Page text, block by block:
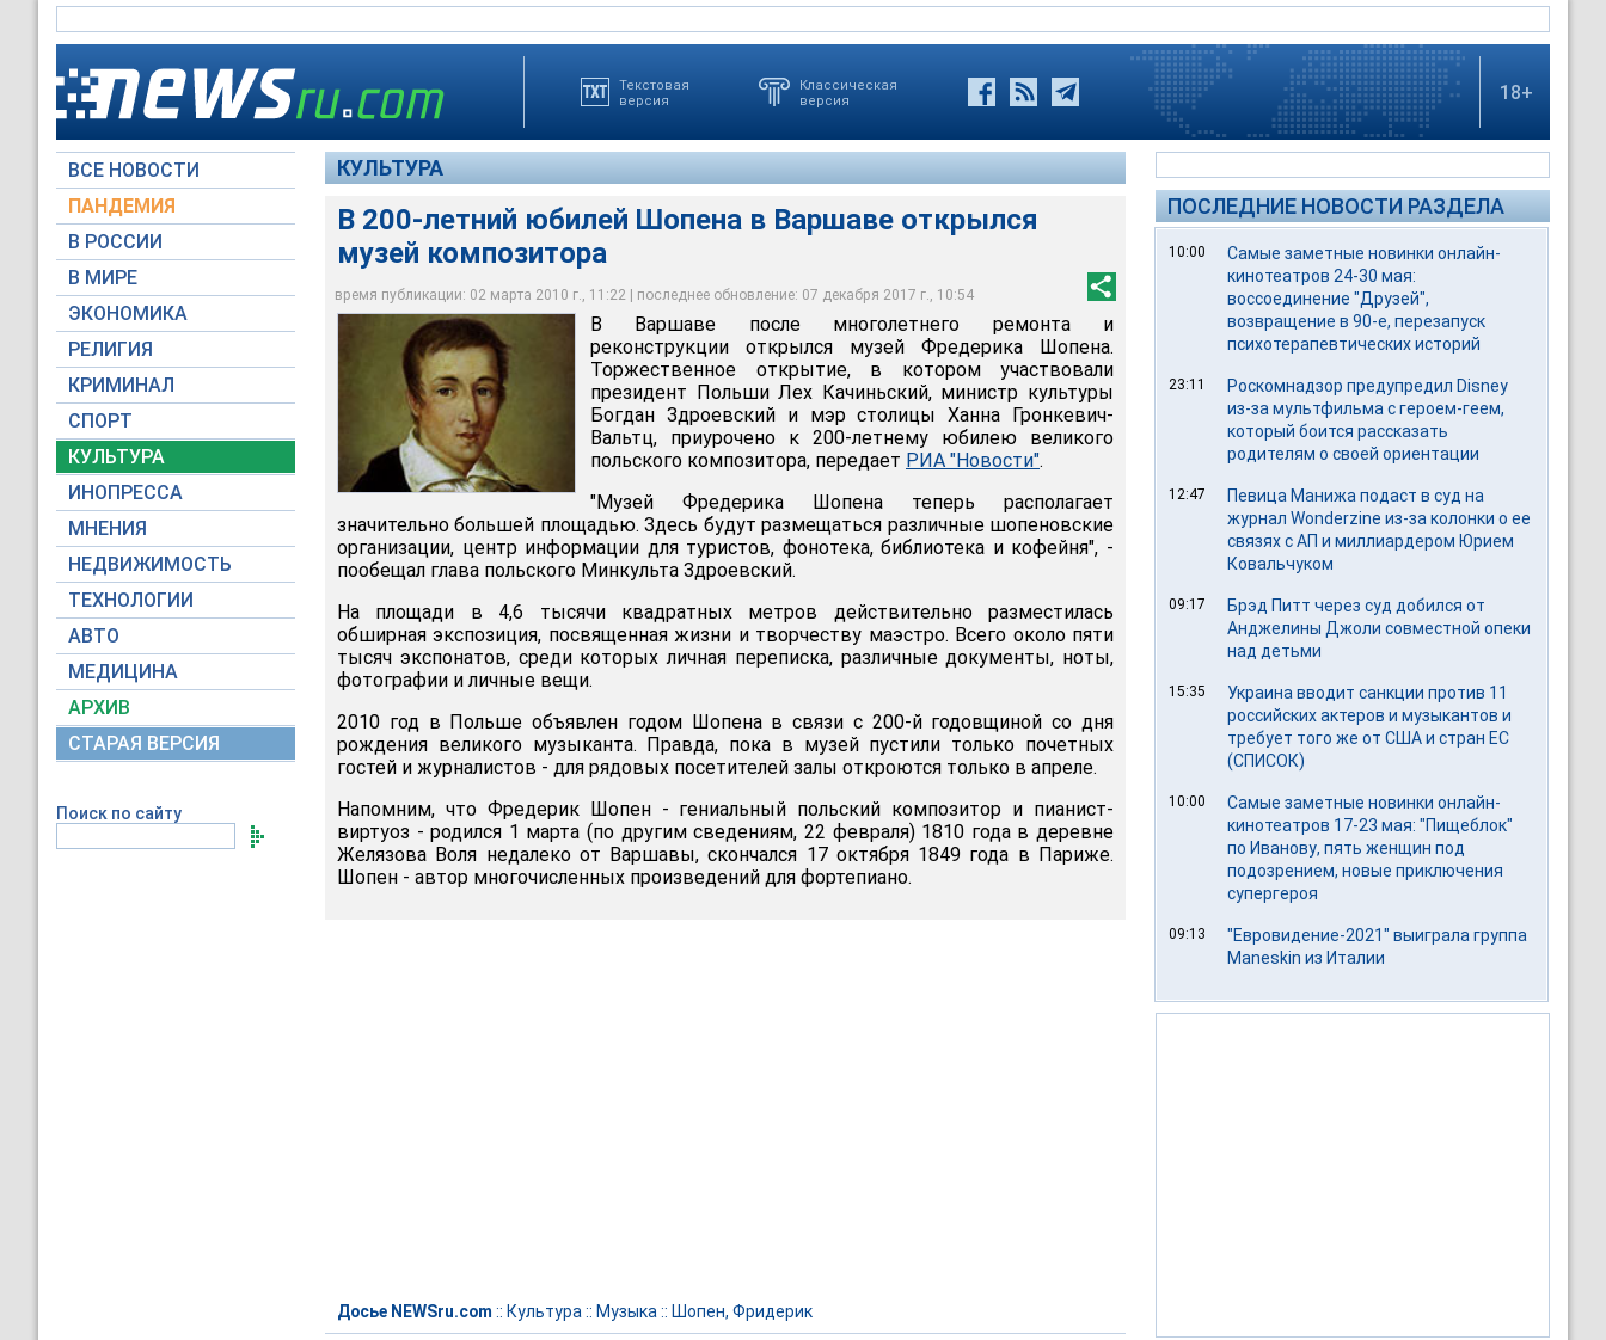
Текстовая
версия
Классическая
версия
18+
ВСЕ НОВОСТИ
ПАНДЕМИЯ
В РОССИИ
В МИРЕ
ЭКОНОМИКА
РЕЛИГИЯ
КРИМИНАЛ
СПОРТ
КУЛЬТУРА
ИНОПРЕССА
МНЕНИЯ
НЕДВИЖИМОСТЬ
ТЕХНОЛОГИИ
АВТО
МЕДИЦИНА
АРХИВ
СТАРАЯ ВЕРСИЯ
Поиск по сайту
КУЛЬТУРА
В 200-летний юбилей Шопена в Варшаве открылся
музей композитора
время публикации: 02 марта 2010 г., 11:22 | последнее обновление: 07 декабря 2017 г., 10:54
Фредерик Шопен - гениальный польский композитор и пианист-виртуоз - родился 1
марта (по другим сведениям 22 февраля) 1810 года в деревне Желязова Воля
недалеко от Варшавы, скончался 17 октября 1849 года в Париже
chopin.nifc.pl
В Варшаве после многолетнего ремонта и
реконструкции открылся музей Фредерика Шопена.
Торжественное открытие, в котором участвовали
президент Польши Лех Качиньский, министр культуры
Богдан Здроевский и мэр столицы Ханна Гронкевич-
Вальтц, приурочено к 200-летнему юбилею великого
польского композитора, передает РИА "Новости".
"Музей Фредерика Шопена теперь располагает
значительно большей площадью. Здесь будут размещаться различные шопеновские
организации, центр информации для туристов, фонотека, библиотека и кофейня", -
пообещал глава польского Минкульта Здроевский.
На площади в 4,6 тысячи квадратных метров действительно разместилась
обширная экспозиция, посвященная жизни и творчеству маэстро. Всего около пяти
тысяч экспонатов, среди которых личная переписка, различные документы, ноты,
фотографии и личные вещи.
2010 год в Польше объявлен годом Шопена в связи с 200-й годовщиной со дня
рождения великого музыканта. Правда, пока в музей пустили только почетных
гостей и журналистов - для рядовых посетителей залы откроются только в апреле.
Напомним, что Фредерик Шопен - гениальный польский композитор и пианист-
виртуоз - родился 1 марта (по другим сведениям, 22 февраля) 1810 года в деревне
Желязова Воля недалеко от Варшавы, скончался 17 октября 1849 года в Париже.
Шопен - автор многочисленных произведений для фортепиано.
Досье NEWSru.com :: Культура :: Музыка :: Шопен, Фридерик
ПОСЛЕДНИЕ НОВОСТИ РАЗДЕЛА
10:00
Самые заметные новинки онлайн-
кинотеатров 24-30 мая:
воссоединение "Друзей",
возвращение в 90-е, перезапуск
психотерапевтических историй
23:11
Роскомнадзор предупредил Disney
из-за мультфильма c героем-геем,
который боится рассказать
родителям о своей ориентации
12:47
Певица Манижа подаст в суд на
журнал Wonderzine из-за колонки о ее
связях с АП и миллиардером Юрием
Ковальчуком
09:17
Брэд Питт через суд добился от
Анджелины Джоли совместной опеки
над детьми
15:35
Украина вводит санкции против 11
российских актеров и музыкантов и
требует того же от США и стран ЕС
(СПИСОК)
10:00
Самые заметные новинки онлайн-
кинотеатров 17-23 мая: "Пищеблок"
по Иванову, пять женщин под
подозрением, новые приключения
супергероя
09:13
"Евровидение-2021" выиграла группа
Maneskin из Италии